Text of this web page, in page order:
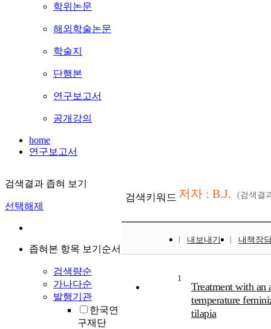
학위논문
해외학술논문
학술지
단행본
연구보고서
공개강의
home
연구보고서
검색결과 좁혀 보기
선택해제
좁혀본 항목 보기순서
검색량순
가나다순
발행기관
한국연
구재단
검색키워드 저자 : B.J. (검색결
내보내기 내책장
1
Treatment with an
temperature
tilapia